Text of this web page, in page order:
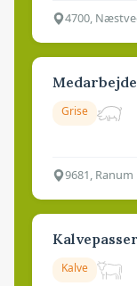
4700,
Grise
9681, Ranum
Kalve